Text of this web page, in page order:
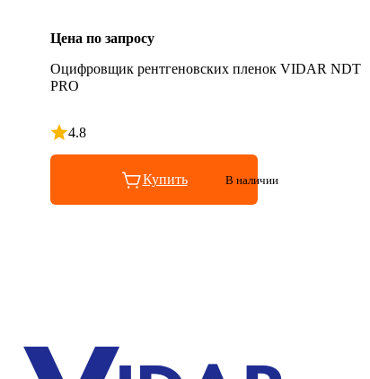
Цена по запросу
Оцифровщик рентгеновских пленок VIDAR NDT
PRO
4.8
Рейтинг 4.8 из 5
Купить В наличии